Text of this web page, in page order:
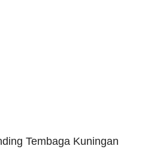
Tembaga Kuningan